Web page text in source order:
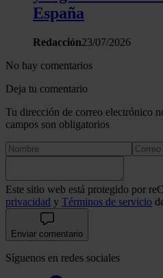
España
Redacción23/07/2026
No hay comentarios
Deja tu comentario
Tu dirección de correo electrónico
campos son obligatorios
Este sitio web está protegido por
privacidad y Términos de servicio
Enviar comentario
Síguenos en redes sociales